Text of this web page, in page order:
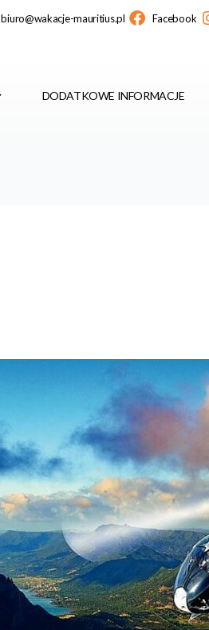
biuro@wakacje-mauritius.pl Facebook
DODATKOWE INFORMACJE